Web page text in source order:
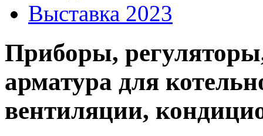
Выставка 2023
Приборы,
арматура для
вентиляции,